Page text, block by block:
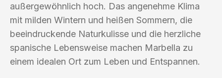
außergewöhnlich hoch. Das angenehme Klima
mit milden Wintern und heißen Sommern, die
beeindruckende Naturkulisse und die herzliche
spanische Lebensweise machen Marbella zu
einem idealen Ort zum Leben und Entspannen.